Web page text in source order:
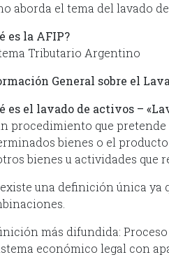
aborda el tema del lavado
es la AFIP?
Tributario Argentino
General sobre el
es el lavado de activos –
procedimiento que
bienes o el
bienes u actividades que
una definición única ya
más difundida:
económico legal con